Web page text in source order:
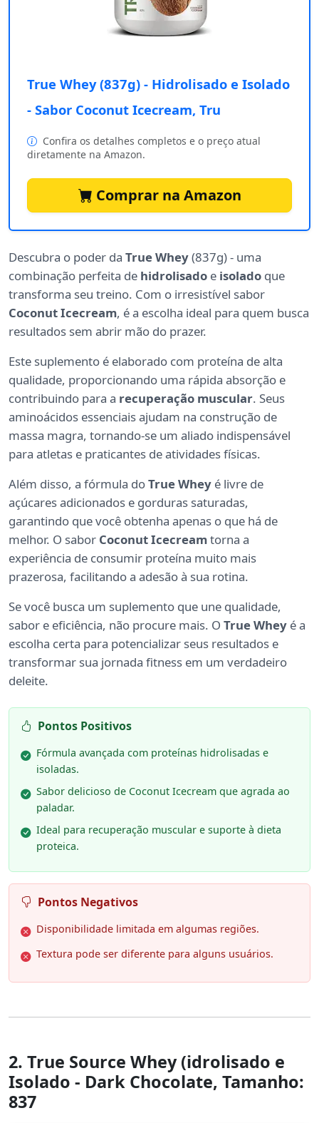
True Whey (837g) - Hidrolisado e Isolado
- Sabor Coconut Icecream, Tru
Confira os detalhes completos e o preço atual
diretamente na Amazon.
Comprar na Amazon
Descubra o poder da True Whey(837g) - uma
combinação perfeita de hidrolisado e isolado que
transforma seu treino. Com o irresistível sabor
Coconut Icecream, é a escolha ideal para quem busca
resultados sem abrir mão do prazer.
Este suplemento é elaborado com proteína de alta
qualidade, proporcionando uma rápida absorção e
contribuindo para a recuperação muscular. Seus
aminoácidos essenciais ajudam na construção de
massa magra, tornando-se um aliado indispensável
para atletas e praticantes de atividades físicas.
Além disso, a fórmula doTrue Whey é livre de
açúcares adicionados e gorduras saturadas,
garantindo que você obtenha apenas o que há de
melhor. O sabor Coconut Icecreamtorna a
experiência de consumir proteína muito mais
prazerosa, facilitando a adesão à sua rotina.
Se você busca um suplemento que une qualidade,
sabor e eficiência, não procure mais. O True Whey é a
escolha certa para potencializar seus resultados e
transformar sua jornada fitness em um verdadeiro
deleite.
Pontos Positivos
Fórmula avançada com proteínas hidrolisadas e
isoladas.
Sabor delicioso de Coconut Icecream que agrada ao
paladar.
Ideal para recuperação muscular e suporte à dieta
proteica.
Pontos Negativos
Disponibilidade limitada em algumas regiões.
Textura pode ser diferente para alguns usuários.
2. True Source Whey (idrolisado e
Isolado - Dark Chocolate, Tamanho:
837